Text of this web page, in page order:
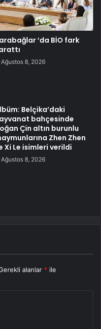
‘da BİO fark
Ağustos 8, 2026
Belçika’daki
bahçesinde
Çin altın burunlu
Zhen Zhen
Xi Le isimleri verildi
Ağustos 8, 2026
alanlar * ile